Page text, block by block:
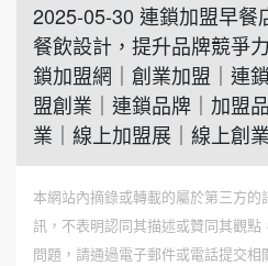
2025-05-30 連鎖加盟早餐
餐飲設計，提升品牌競爭
鎖加盟網｜創業加盟｜連
盟創業｜連鎖品牌｜加盟
業｜線上加盟展｜線上創
本網站內摘錄或轉載的屬於第三方
訊，不表明認同其描述或贊同其觀
問題，請通過電子郵件或電話提交